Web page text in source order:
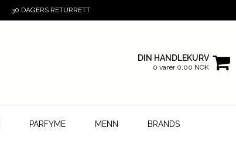
30 DAGERS RETURRETT
DIN HANDLEKURV
0 varer 0,00 NOK
PARFYME MENN BRANDS